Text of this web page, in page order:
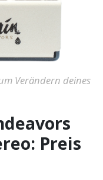
Verändern deines
Preis